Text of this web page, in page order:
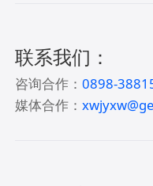
联系我们：
咨询合作：0898-
媒体合作：